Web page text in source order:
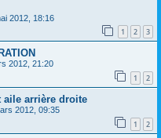
2012, 18:16
1 2 3
2012, 21:20
1 2
aile arrière droite
2012, 09:35
1 2